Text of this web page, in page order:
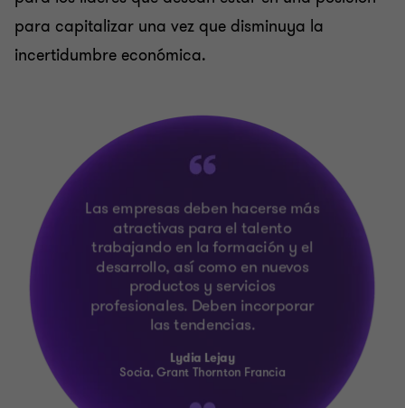
para capitalizar una vez que disminuya la
incertidumbre económica.